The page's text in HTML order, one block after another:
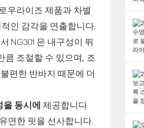
우라이즈 제품과 차별
인 감각을 연출합니다.
NG301은 내구성이 뛰
큼 조절할 수 있으며, 조
편한 반바지 때문에 더
동시에 제공합니다.
연한 핏을 선사합니다.